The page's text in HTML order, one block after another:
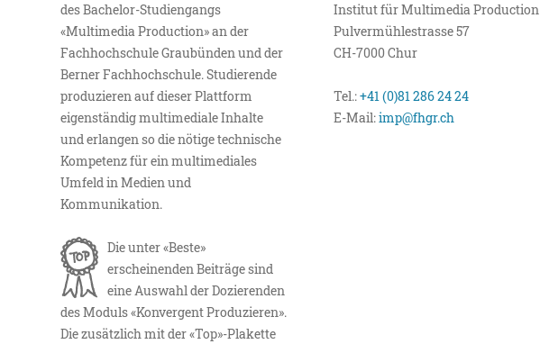
des Bachelor-Studiengangs
«Multimedia Production» an der
Fachhochschule Graubünden und der
Berner Fachhochschule. Studierende
produzieren auf dieser Plattform
eigenständig multimediale Inhalte
und erlangen so die nötige technische
Kompetenz für ein multimediales
Umfeld in Medien und
Kommunikation.
Die unter «Beste»
erscheinenden Beiträge sind
eine Auswahl der Dozierenden
des Moduls «Konvergent Produzieren».
Die zusätzlich mit der «Top»-Plakette
Institut für Multimedia Production
Pulvermühlestrasse 57
CH-7000 Chur
Tel.:+41 (0)81 286 24 24
E-Mail:imp@fhgr.ch